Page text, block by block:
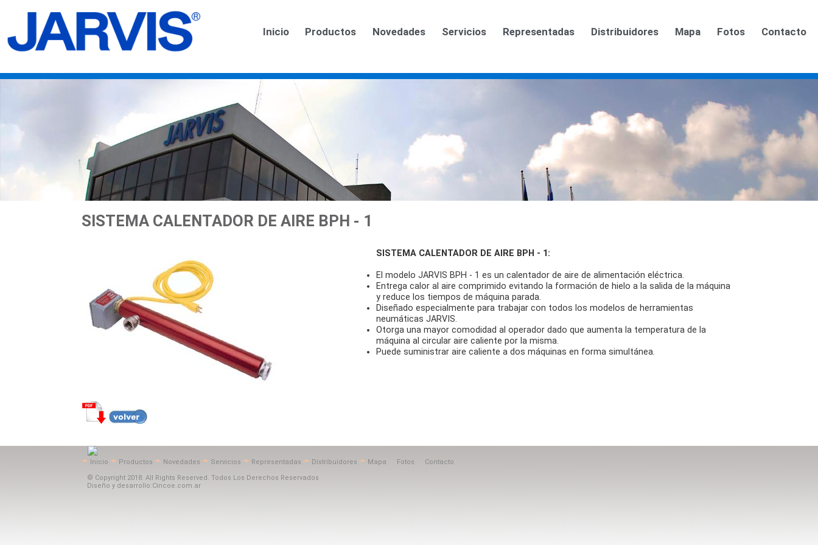
Inicio Productos Novedades Servicios Representadas Distribuidores Mapa Fotos Contacto
SISTEMA CALENTADOR DE AIRE BPH - 1
SISTEMA CALENTADOR DE AIRE BPH - 1:
El modelo JARVIS BPH - 1 es un calentador de aire de alimentación eléctrica.
Entrega calor al aire comprimido evitando la formación de hielo a la salida de la máquina
y reduce los tiempos de máquina parada.
Diseñado especialmente para trabajar con todos los modelos de herramientas
neumáticas JARVIS.
Otorga una mayor comodidad al operador dado que aumenta la temperatura de la
máquina al circular aire caliente por la misma.
Puede suministrar aire caliente a dos máquinas en forma simultánea.
Inicio Productos Novedades Servicios Representadas Distribuidores Mapa Fotos
Contacto
© Copyright 2018. All Rights Reserved. Todos Los Derechos Reservados
Diseño y desarrollo:Cincoe.com.ar